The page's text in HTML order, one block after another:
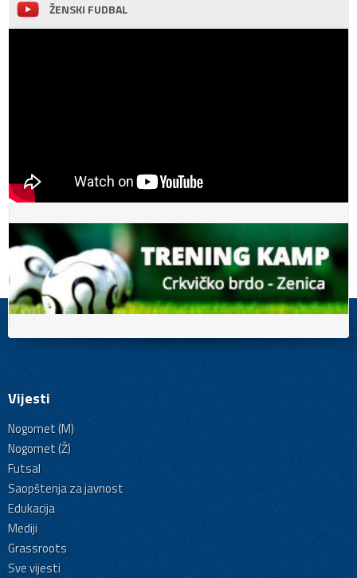
ŽENSKI FUDBAL
Vijesti
Nogomet (M)
Nogomet (Ž)
Futsal
Saopštenja za javnost
Edukacija
Mediji
Grassroots
Sve vijesti